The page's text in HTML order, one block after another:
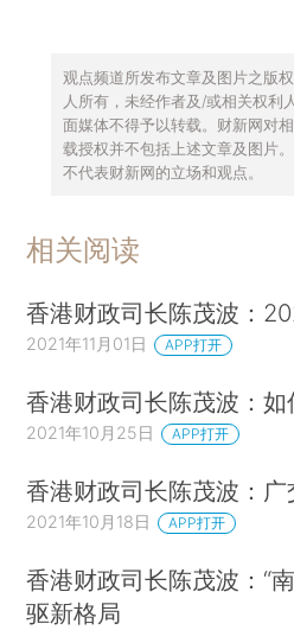
观点频道所发布文章及图片之版
人所有，未经作者及/或相关权利
面媒体不得予以转载。财新网对
载授权并不包括上述文章及图片
不代表财新网的立场和观点。
相关阅读
香港财政司长陈茂波：
2021年11月01日 APP打开
香港财政司长陈茂波：
2021年10月25日 APP打开
香港财政司长陈茂波：
2021年10月18日 APP打开
香港财政司长陈茂波：“
驱新格局